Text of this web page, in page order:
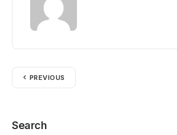
PREVIOUS
Search